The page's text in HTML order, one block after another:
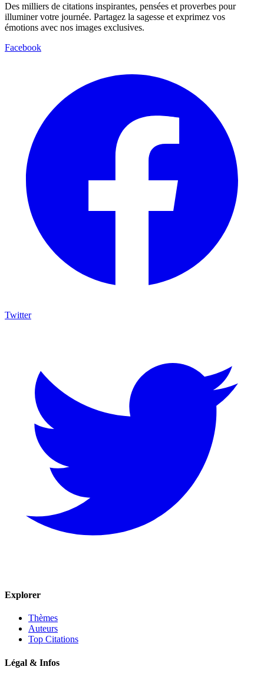
Des milliers de citations inspirantes, pensées et proverbes pour
illuminer votre journée. Partagez la sagesse et exprimez vos
émotions avec nos images exclusives.
Facebook
Twitter
Explorer
Thèmes
Auteurs
Top Citations
Légal & Infos